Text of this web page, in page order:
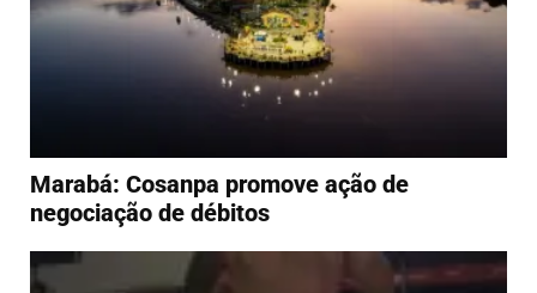
Marabá: Cosanpa promove ação de
negociação de débitos